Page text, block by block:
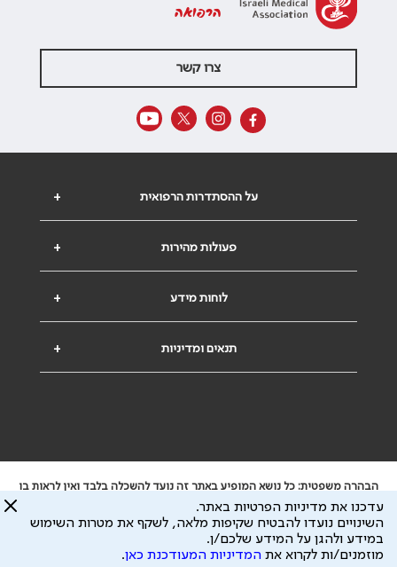
הרפואה
צרו קשר
+ על ההסתדרות הרפואית
+ פעולות מהירות
+ לוחות מידע
+ תנאים ומדיניות
הבהרה משפטית: כל נושא המופיע באתר זה נועד להשכלה בלבד ואין לראות בו
ייעוץ רפואי או משפטי. אין הר"י אחראית לתוכן המתפרסם באתר זה ולכל נזק
שעלול להיגרם.
ידוע לי שהר"י אוספת ושומרת מידע אישי לצורך מתן השרות וכי חלק ממנו עשוי
להיות מועבר לצדדים שלישיים, הכל בכפוף למדיניות הפרטיות
עדכנו את מדיניות הפרטיות באתר.
השינויים נועדו להבטיח שקיפות מלאה, לשקף את מטרות השימוש
במידע ולהגן על המידע שלכם/ן.
מוזמנים/ות לקרוא את המדיניות המעודכנת כאן.